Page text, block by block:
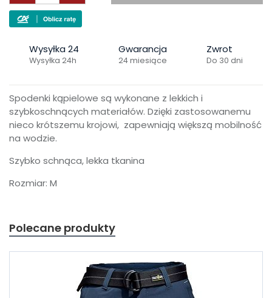
Wysyłka 24
Wysyłka 24h
Gwarancja
24 miesiące
Zwrot
Do 30 dni
Spodenki kąpielowe są wykonane z lekkich i
szybkoschnących materiałów. Dzięki zastosowanemu
nieco krótszemu krojowi, zapewniają większą mobilność
na wodzie.
Szybko schnąca, lekka tkanina
Rozmiar: M
Polecane produkty